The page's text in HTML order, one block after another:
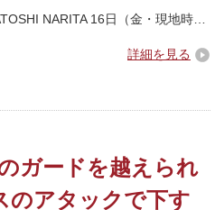
NARITA 16日（金・現地時…
詳細を見る
ガードを越えられ
のアタックで下す